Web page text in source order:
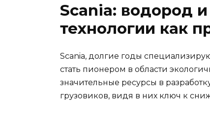
Scania: водород
технологии как
Scania, долгие годы
стать пионером в области
значительные ресурсы в
грузовиков, видя в них ключ к